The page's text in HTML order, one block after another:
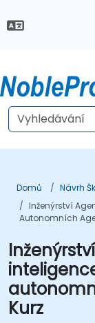
Domů Návrh
Inženýrství
Autonomních
Kurz